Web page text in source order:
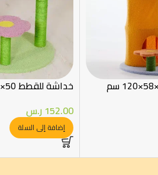
خداشة للقطط 50×50×72 سم
152.00 ر.س
إضافة إلى السلة